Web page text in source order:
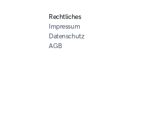
Rechtliches
Impressum
Datenschutz
AGB